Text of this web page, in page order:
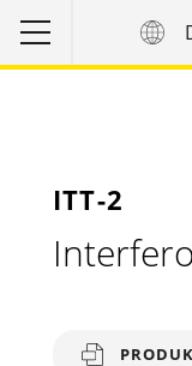
ITT-2